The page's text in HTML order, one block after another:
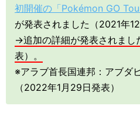
初開催の「Pokémon GO
が発表されました（2021年12
→追加の詳細が発表されま
表）。
※アラブ首長国連邦：アブダ
（2022年1月29日発表）